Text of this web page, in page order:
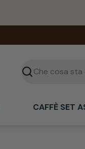
Cercare
CAFFÈ SET